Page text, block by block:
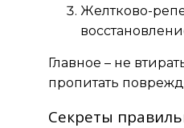
Желтково-
Главное – не
пропитать
Секреты